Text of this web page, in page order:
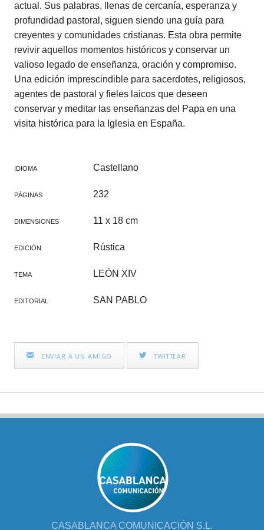
actual. Sus palabras, llenas de cercanía, esperanza y
profundidad pastoral, siguen siendo una guía para
creyentes y comunidades cristianas. Esta obra permite
revivir aquellos momentos históricos y conservar un
valioso legado de enseñanza, oración y compromiso.
Una edición imprescindible para sacerdotes, religiosos,
agentes de pastoral y fieles laicos que deseen
conservar y meditar las enseñanzas del Papa en una
visita histórica para la Iglesia en España.
IDIOMA Castellano
PÁGINAS 232
DIMENSIONES 11 x 18 cm
EDICIÓN Rústica
TEMA LEÓN XIV
EDITORIAL SAN PABLO
ENVIAR A UN AMIGO TWITTEAR
CASABLANCA COMUNICACIÓN S.L.